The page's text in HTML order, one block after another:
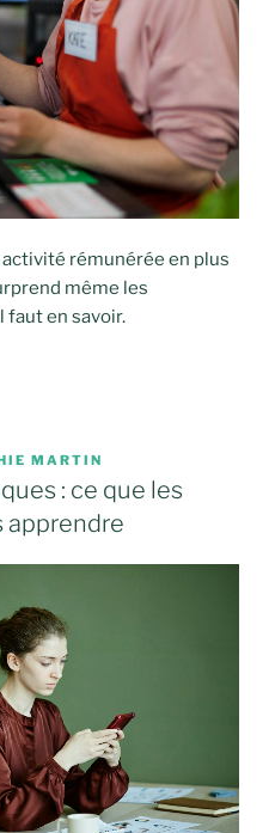
rémunérée en plus
même les
faut en savoir.
MARTIN
: ce que les
apprendre